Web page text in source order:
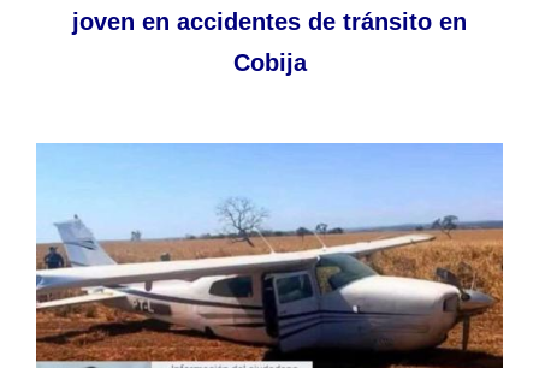
joven en accidentes de tránsito en
Cobija